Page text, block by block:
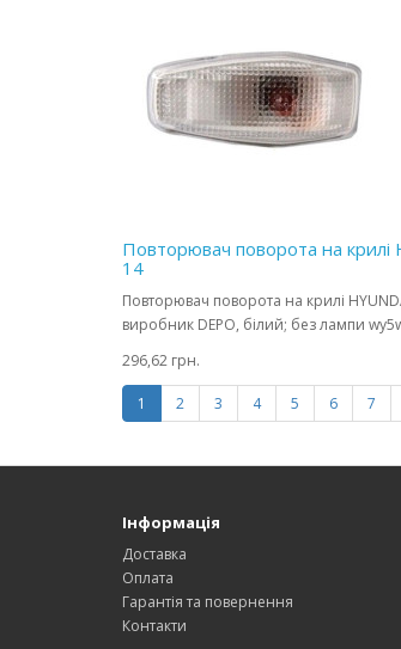
Повторювач поворота на крилі
14
Повторювач поворота на крилі
виробник DEPO, білий; без лампи
296,62 грн.
1 2 3 4 5 6 7
Інформація
Доставка
Оплата
Гарантія та повернення
Контакти